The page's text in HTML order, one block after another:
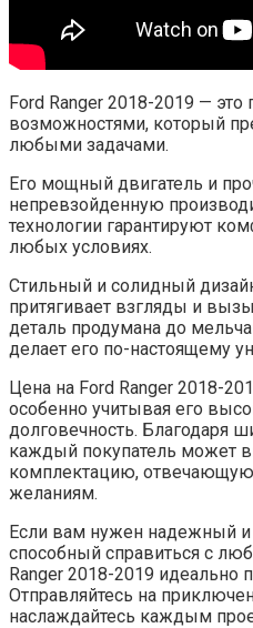
Ford Ranger 2018-2019 —
возможностями, который
любыми задачами.
Его мощный двигатель и
непревзойденную
технологии гарантируют
любых условиях.
Стильный и солидный
притягивает взгляды и
деталь продумана до
делает его по-настоящему
Цена на Ford Ranger 2018-
особенно учитывая его
долговечность. Благодаря
каждый покупатель может
комплектацию, отвечающую
желаниям.
Если вам нужен надежный
способный справиться с
Ranger 2018-2019 идеально
Отправляйтесь на
наслаждайтесь каждым